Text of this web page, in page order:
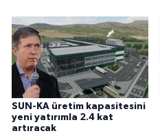
SUN-KA üretim kapasitesini
yeni yatırımla 2.4 kat
artıracak